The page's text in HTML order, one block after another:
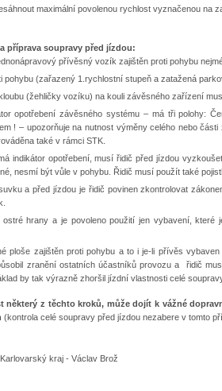
maximální povolenou rychlost vyznačenou na
příprava soupravy před jízdou:
přívěsný vozík zajištěn proti pohybu
pohybu (zařazený 1.rychlostní stupeň a zatažená
kloubu (žehličky vozíku) na kouli závěsného
opotřebení závěsného systému – má tři polohy:
! – upozorňuje na nutnost výměny celého nebo
je prováděna také v rámci STK.
indikátor opotřebení, musí řidič před jízdou
nesmí být vůle v pohybu. Řidič musí použít
a před jízdou je řidič povinen zkontrolovat
hrany a je povoleno použití jen vybavení, které
ploše zajištěn proti pohybu a to i je-li přívěs
zranění ostatních účastníků provozu a řidič
by tak výrazně zhoršil jízdní vlastnosti celé
některý z těchto kroků, může dojít k vážné
(kontrola celé soupravy před jízdou nezabere v tomto
kraj - Václav Brož